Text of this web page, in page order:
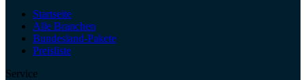
Startseite
Alle Branchen
Bundesland-Pakete
Preisliste
Service